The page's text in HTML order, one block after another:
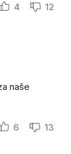
4 12
naše
6 13